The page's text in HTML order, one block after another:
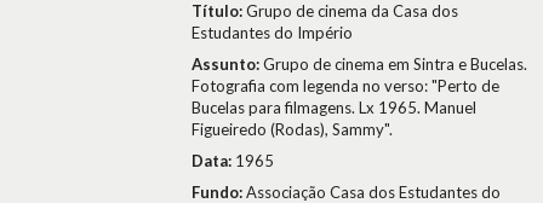
Título:Grupo de cinema da Casa dos
Estudantes do Império
Assunto:Grupo de cinema em Sintra e Bucelas.
Fotografia com legenda no verso: "Perto de
Bucelas para filmagens. Lx 1965. Manuel
Figueiredo (Rodas), Sammy".
Data: 1965
Fundo:Associação Casa dos Estudantes do